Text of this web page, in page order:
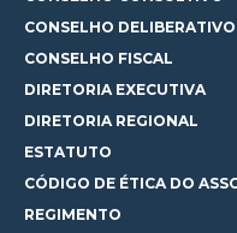
CONSELHO DELIBERATIVO
CONSELHO FISCAL
DIRETORIA EXECUTIVA
DIRETORIA REGIONAL
ESTATUTO
CÓDIGO DE ÉTICA DO
REGIMENTO